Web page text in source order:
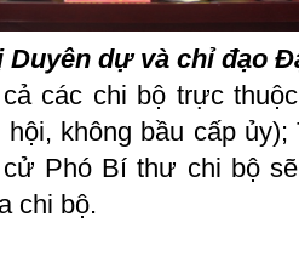
Duyên dự và chỉ đạo
các chi bộ trực
không bầu cấp
Phó Bí thư chi bộ
chi bộ.